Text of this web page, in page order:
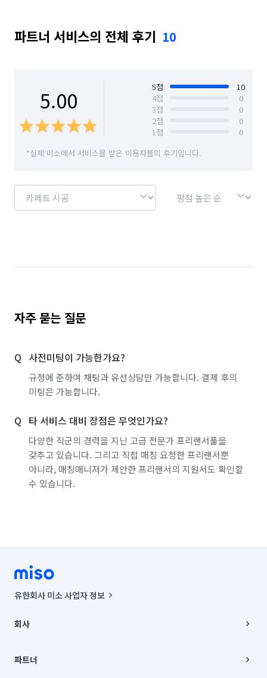
파트너 서비스의 전체 후기 10
5.00 5점
10
4점
0
3점
0
2점
0
1점
0
*실제 미소에서 서비스를 받은 이용자들의 후기입니다.
자주 묻는 질문
사전미팅이 가능한가요?
규정에 준하여 채팅과 유선상담만 가능합니다. 결제 후의
미팅은 가능합니다.
타 서비스 대비 장점은 무엇인가요?
다양한 직군의 경력을 지닌 고급 전문가 프리랜서풀을
갖추고 있습니다. 그리고 직접 매칭 요청한 프리랜서뿐
아니라, 매칭매니저가 제안한 프리랜서의 지원서도 확인할
수 있습니다.
유한회사 미소 사업자 정보
00019 |
주소 | 본사: 서울특별시 종로구 율곡로 6(중학동, 트윈트리빌딩) B동 5층
컨택센터 : 서울특별시 종로구 수송동 율곡로 24, 7층, 8층 미소
회사
채용
파트너